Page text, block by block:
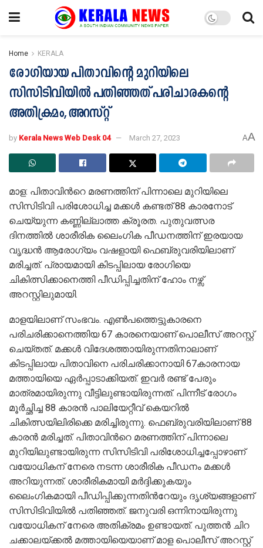
Home KERALA
രോഗിയായ പിതാവിന്‍റെ മുറിയിലെ
സിസിടിവിയില്‍ പതിഞ്ഞത് പരിചാരകന്‍റെ
അതിക്രമം, അറസ്റ്റ്
by Kerala News Web Desk 04 March 27, 2023 AA
മാള: പിതാവിന്‍റെ മരണത്തിന് പിന്നാലെ മുറിയിലെ
സിസിടിവി പരിശോധിച്ച മക്കള്‍ കണ്ടത് 88 കാരനോട്
ചെയ്യുന്ന കണ്ണില്ലാത്ത ക്രൂരത. പുതുവത്സര
ദിനത്തില്‍ ശാരീരിക ലൈംഗിക പീഡനത്തിന് ഇരയായ
വൃദ്ധന്‍ ആരോഗ്യം വഷളായി ഫെബ്രുവരിയിലാണ്
മരിച്ചത്. പ്രായമായി കിടപ്പിലായ രോഗിയെ
ചികിത്സിക്കാനെത്തി പീഡിപ്പിച്ചതിന് ഹോം നഴ്സ്
അറസ്റ്റിലുമായി.
മാളയിലാണ് സംഭവം. എണ്‍പത്തെട്ടുകാരനെ
പരിചരിക്കാനെത്തിയ 67 കാരനെയാണ് പൊലീസ് അറസ്റ്റ്
ചെയ്തത്. മക്കള്‍ വിദേശത്തായിരുന്നതിനാലാണ്
കിടപ്പിലായ പിതാവിനെ പരിചരിക്കാനായി 67കാരനായ
മത്തായിയെ ഏര്‍പ്പാടാക്കിയത്. ഇവര്‍ രണ്ട് പേരും
മാത്രമായിരുന്നു വീട്ടിലുണ്ടായിരുന്നത്. പിന്നീട് രോഗം
മൂര്‍ച്ഛിച്ച 88 കാരന്‍ പാലിയേറ്റീവ് കെയറില്‍
ചികിത്സയിലിരിക്കെ മരിച്ചിരുന്നു. ഫെബ്രുവരിയിലാണ് 88
കാരന്‍ മരിച്ചത്. പിതാവിന്‍റെ മരണത്തിന് പിന്നാലെ
മുറിയിലുണ്ടായിരുന്ന സിസിടിവി പരിശോധിച്ചപ്പോഴാണ്
വയോധികന് നേരെ നടന്ന ശാരീരിക പീഡനം മക്കള്‍
അറിയുന്നത്. ശാരീരികമായി മര്‍ദ്ദിക്കുകയും
ലൈംഗികമായി പീഡിപ്പിക്കുന്നതിന്‍റേയും ദൃശ്യങ്ങളാണ്
സിസിടിവിയില്‍ പതിഞ്ഞത്. ജനുവരി ഒന്നിനായിരുന്നു
വയോധികന് നേരെ അതിക്രമം ഉണ്ടായത്. പുത്തന്‍ ചിറ
ചക്കാലയ്ക്കല്‍ മത്തായിയെയാണ് മാള പൊലീസ് അറസ്റ്റ്